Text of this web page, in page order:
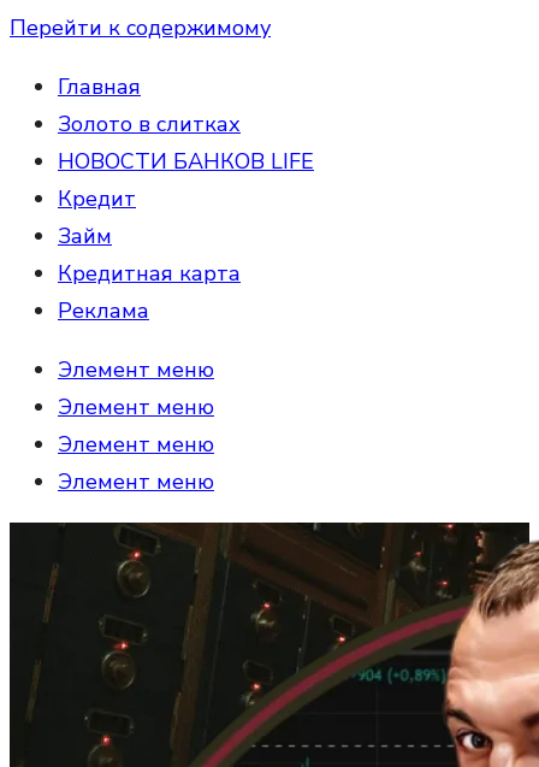
Перейти к содержимому
Главная
Золото в слитках
НОВОСТИ БАНКОВ LIFE
Кредит
Займ
Кредитная карта
Реклама
Элемент меню
Элемент меню
Элемент меню
Элемент меню